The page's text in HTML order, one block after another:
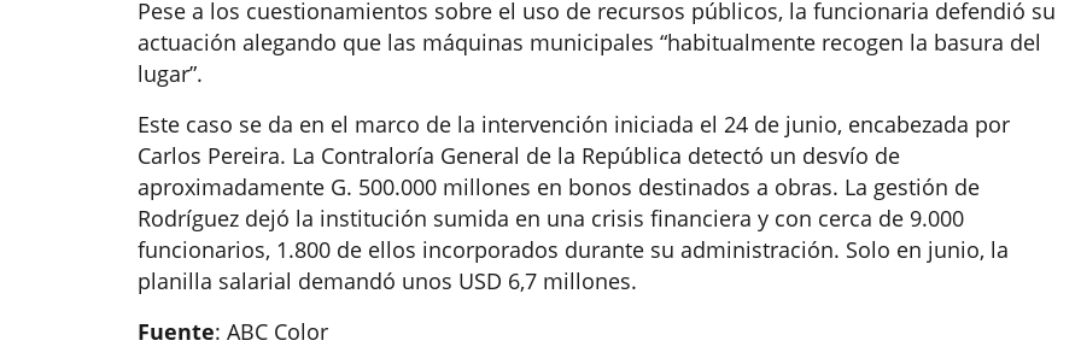
Pese a los cuestionamientos sobre el uso de recursos públicos, la funcionaria defendió su
actuación alegando que las máquinas municipales “habitualmente recogen la basura del
lugar”.
Este caso se da en el marco de la intervención iniciada el 24 de junio, encabezada por
Carlos Pereira. La Contraloría General de la República detectó un desvío de
aproximadamente G. 500.000 millones en bonos destinados a obras. La gestión de
Rodríguez dejó la institución sumida en una crisis financiera y con cerca de 9.000
funcionarios, 1.800 de ellos incorporados durante su administración. Solo en junio, la
planilla salarial demandó unos USD 6,7 millones.
Fuente: ABC Color